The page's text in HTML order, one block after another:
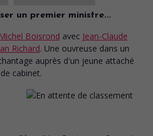
un premier ministre...
Michel Boisrond avec Jean-Claude
Richard. Une ouvreuse dans un
auprès d'un jeune attaché
de cabinet.